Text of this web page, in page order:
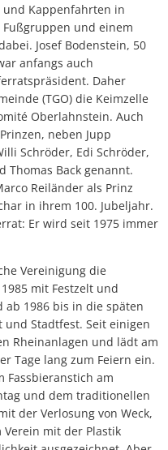
und Kappenfahrten in
und einem
Josef Bodenstein, 50
anfangs auch
Daher
(TGO) die Keimzelle
Oberlahnstein. Auch
neben Jupp
Schröder, Edi Schröder,
Thomas Back genannt.
Reiländer als Prinz
in ihrem 100. Jubeljahr.
Er wird seit 1975 immer
Vereinigung die
mit Festzelt und
1986 bis in die späten
Stadtfest. Seit einigen
Rheinanlagen und lädt am
Tage lang zum Feiern ein.
Fassbieranstich am
und dem traditionellen
der Verlosung von Weck,
mit der Plastik